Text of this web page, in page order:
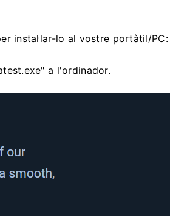
instal·lar-lo al vostre portàtil/PC:
a l'ordinador.